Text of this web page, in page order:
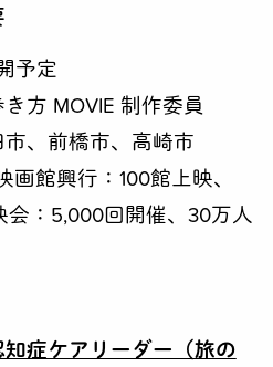
予定
方 MOVIE 制作委員
、前橋市、高崎市
館興行：100館上映、
会：5,000回開催、30万人
症ケアリーダー（旅の